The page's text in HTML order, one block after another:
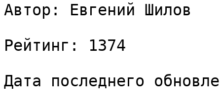
Автор: Евгений Шилов
Рейтинг: 1374
Дата последнего